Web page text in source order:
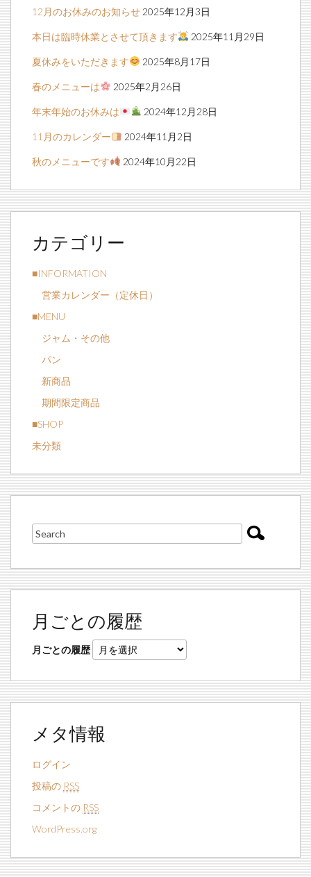
12月のお休みのお知らせ 2025年12月3日
本日は臨時休業とさせて頂きます 2025年11月29日
夏休みをいただきます 2025年8月17日
春のメニューは 2025年2月26日
年末年始のお休みは 2024年12月28日
11月のカレンダー 2024年11月2日
秋のメニューです 2024年10月22日
カテゴリー
■INFORMATION
営業カレンダー（定休日）
■MENU
ジャム・その他
パン
新商品
期間限定商品
■SHOP
未分類
月ごとの履歴
月ごとの履歴
メタ情報
ログイン
投稿の RSS
コメントの RSS
WordPress.org